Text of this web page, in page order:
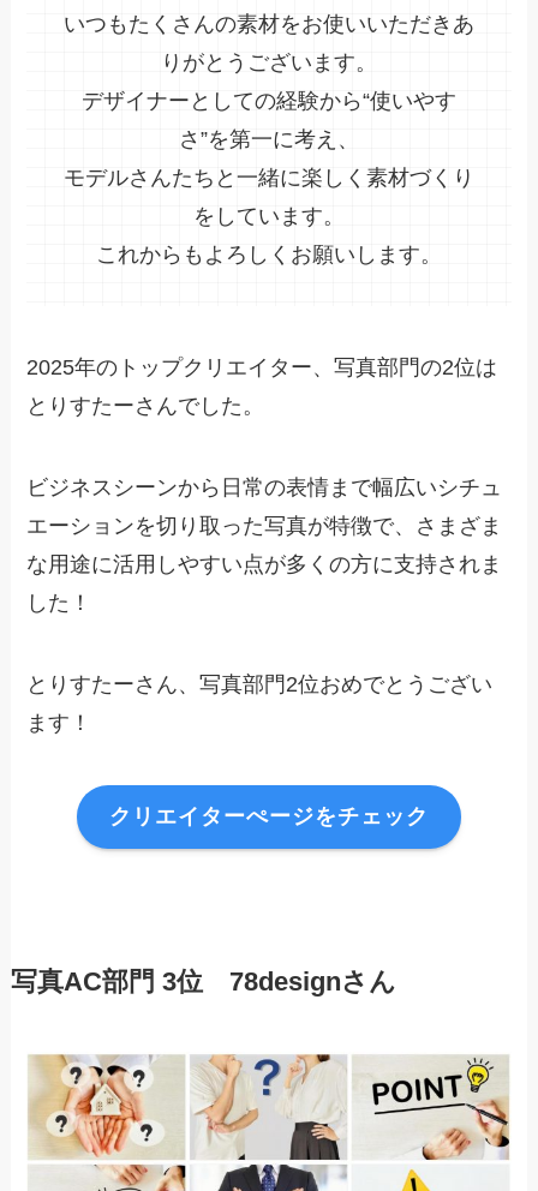
いつもたくさんの素材をお使いいただきあ
りがとうございます。
デザイナーとしての経験から“使いやす
さ”を第一に考え、
モデルさんたちと一緒に楽しく素材づくり
をしています。
これからもよろしくお願いします。
2025年のトップクリエイター、写真部門の2位は
とりすたーさんでした。
ビジネスシーンから日常の表情まで幅広いシチュ
エーションを切り取った写真が特徴で、さまざま
な用途に活用しやすい点が多くの方に支持されま
した！
とりすたーさん、写真部門2位おめでとうござい
ます！
クリエイターぺージをチェック
写真AC部門 3位 78designさん